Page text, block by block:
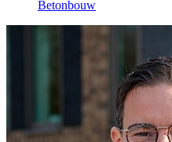
Betonbouw